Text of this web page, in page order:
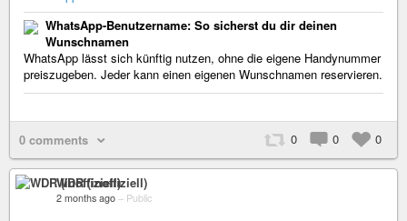
WhatsApp-Benutzername: So sicherst du dir deinen
Wunschnamen
WhatsApp lässt sich künftig nutzen, ohne die eigene Handynummer
preiszugeben. Jeder kann einen eigenen Wunschnamen reservieren.
0 0 0
0 comments
WDR (inoffiziell)
2 months ago – Public